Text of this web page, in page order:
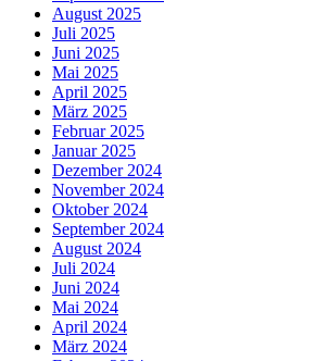
August 2025
Juli 2025
Juni 2025
Mai 2025
April 2025
März 2025
Februar 2025
Januar 2025
Dezember 2024
November 2024
Oktober 2024
September 2024
August 2024
Juli 2024
Juni 2024
Mai 2024
April 2024
März 2024